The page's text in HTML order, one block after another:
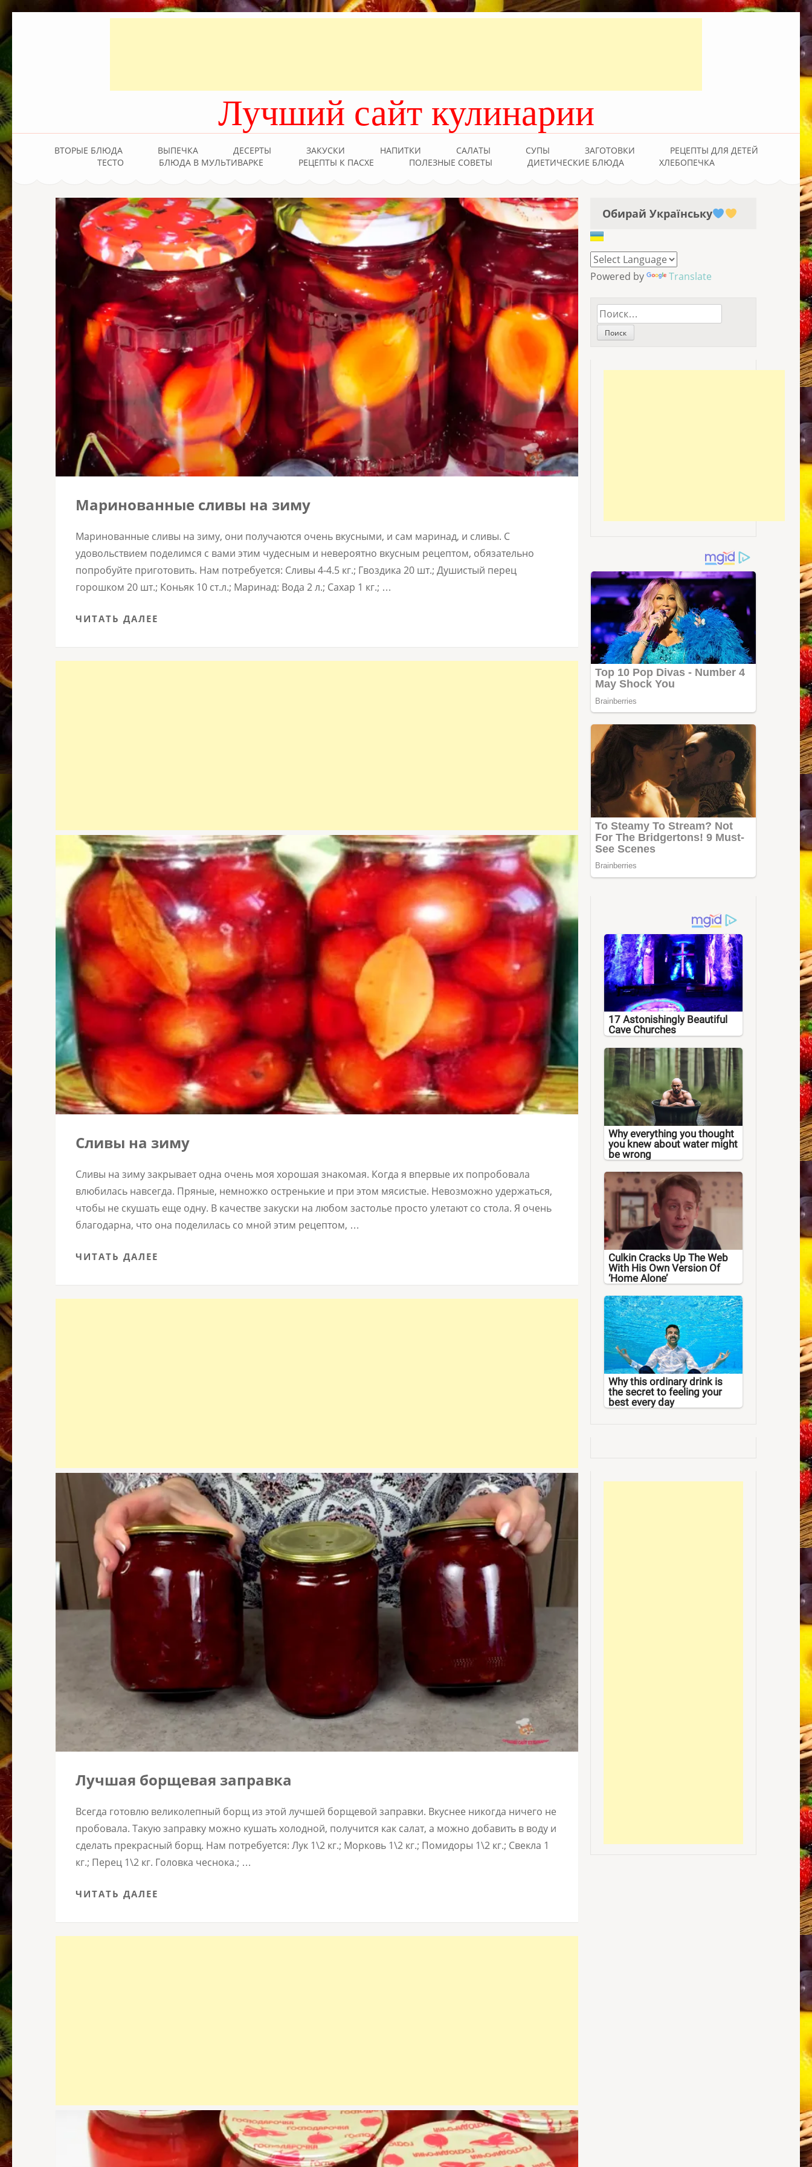
Лучший сайт кулинарии
ВТОРЫЕ БЛЮДА ВЫПЕЧКА ДЕСЕРТЫ ЗАКУСКИ НАПИТКИ САЛАТЫ СУПЫ ЗАГОТОВКИ
РЕЦЕПТЫ ДЛЯ ДЕТЕЙ
ТЕСТО
БЛЮДА В МУЛЬТИВАРКЕ РЕЦЕПТЫ К ПАСХЕ ПОЛЕЗНЫЕ СОВЕТЫ ДИЕТИЧЕСКИЕ БЛЮДА ХЛЕБОПЕЧКА
Маринованные сливы на зиму
Маринованные сливы на зиму, они получаются очень вкусными, и сам маринад, и сливы. С
удовольствием поделимся с вами этим чудесным и невероятно вкусным рецептом, обязательно
попробуйте приготовить. Нам потребуется: Сливы 4-4.5 кг.; Гвоздика 20 шт.; Душистый перец
горошком 20 шт.; Коньяк 10 ст.л.; Маринад: Вода 2 л.; Сахар 1 кг.; …
ЧИТАТЬ ДАЛЕЕ
Сливы на зиму
Сливы на зиму закрывает одна очень моя хорошая знакомая. Когда я впервые их попробовала
влюбилась навсегда. Пряные, немножко остренькие и при этом мясистые. Невозможно удержаться,
чтобы не скушать еще одну. В качестве закуски на любом застолье просто улетают со стола. Я очень
благодарна, что она поделилась со мной этим рецептом, …
ЧИТАТЬ ДАЛЕЕ
Лучшая борщевая заправка
Всегда готовлю великолепный борщ из этой лучшей борщевой заправки. Вкуснее никогда ничего не
пробовала. Такую заправку можно кушать холодной, получится как салат, а можно добавить в воду и
сделать прекрасный борщ. Нам потребуется: Лук 1\2 кг.; Морковь 1\2 кг.; Помидоры 1\2 кг.; Свекла 1
кг.; Перец 1\2 кг. Головка чеснока.; …
ЧИТАТЬ ДАЛЕЕ
Обирай Українську
Powered by Translate
Найти:
17 Astonishingly Beautiful
Cave Churches
Why everything you thought
you knew about water might
be wrong
Culkin Cracks Up The Web
With His Own Version Of
‘Home Alone’
Why this ordinary drink is
the secret to feeling your
best every day